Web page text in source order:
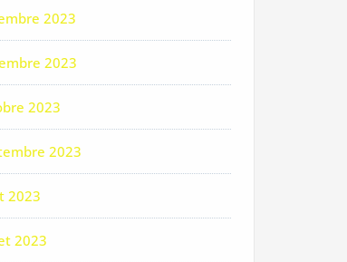
2023
2023
2023
2023
2023
2023